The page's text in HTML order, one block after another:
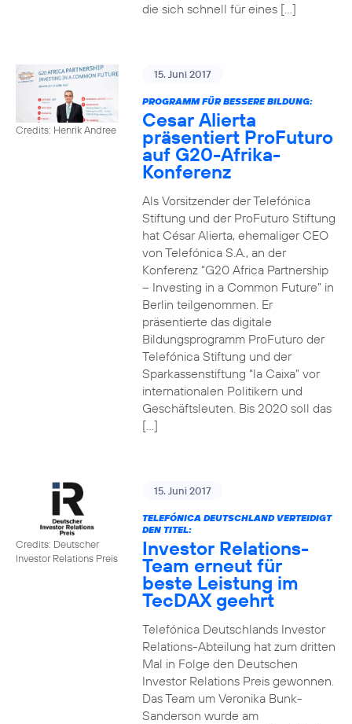
die sich schnell für eines […]
Credits: Henrik Andree
15. Juni 2017
PROGRAMM FÜR BESSERE BILDUNG:
Cesar Alierta
präsentiert ProFuturo
auf G20-Afrika-
Konferenz
Als Vorsitzender der Telefónica
Stiftung und der ProFuturo Stiftung
hat César Alierta, ehemaliger CEO
von Telefónica S.A., an der
Konferenz “G20 Africa Partnership
– Investing in a Common Future” in
Berlin teilgenommen. Er
präsentierte das digitale
Bildungsprogramm ProFuturo der
Telefónica Stiftung und der
Sparkassenstiftung “la Caixa” vor
internationalen Politikern und
Geschäftsleuten. Bis 2020 soll das
[…]
Credits: Deutscher
Investor Relations Preis
15. Juni 2017
TELEFÓNICA DEUTSCHLAND VERTEIDIGT
DEN TITEL:
Investor Relations-
Team erneut für
beste Leistung im
TecDAX geehrt
Telefónica Deutschlands Investor
Relations-Abteilung hat zum dritten
Mal in Folge den Deutschen
Investor Relations Preis gewonnen.
Das Team um Veronika Bunk-
Sanderson wurde am